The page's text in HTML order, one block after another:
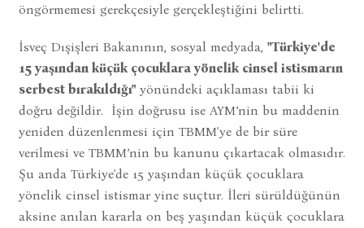
öngörmemesi gerekçesiyle gerçekleştiğini belirtti.
İsveç Dışişleri Bakanının, sosyal medyada, "Türkiye'de
15 yaşından küçük çocuklara yönelik cinsel istismarın
serbest bırakıldığı"yönündeki açıklaması tabii ki
doğru değildir. İşin doğrusu ise AYM’nin bu maddenin
yeniden düzenlenmesi için TBMM'ye de bir süre
verilmesi ve TBMM’nin bu kanunu çıkartacak olmasıdır.
Şu anda Türkiye'de 15 yaşından küçük çocuklara
yönelik cinsel istismar yine suçtur. İleri sürüldüğünün
aksine anılan kararla on beş yaşından küçük çocuklara